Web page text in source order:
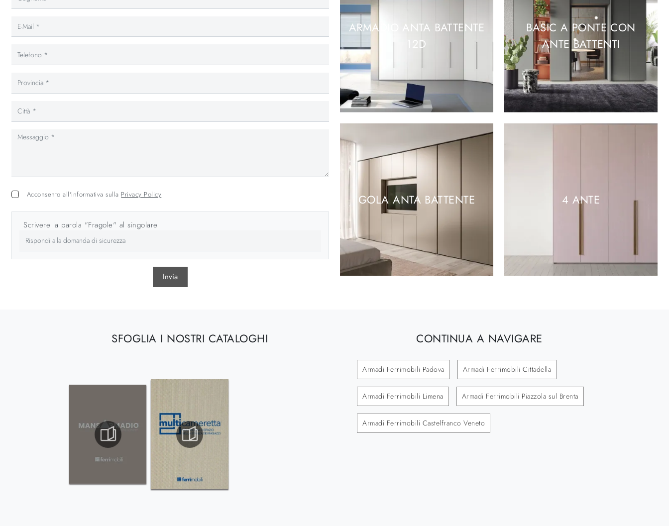
Acconsento all'informativa sulla Privacy Policy
Scrivere la parola "Fragole" al singolare
Invia
ARMADIO ANTA BATTENTE
12D
BASIC A PONTE CON
ANTE BATTENTI
GOLA ANTA BATTENTE 4 ANTE
SFOGLIA I NOSTRI CATALOGHI CONTINUA A NAVIGARE
Armadi Ferrimobili Padova Armadi Ferrimobili Cittadella
Armadi Ferrimobili Limena Armadi Ferrimobili Piazzola sul Brenta
Armadi Ferrimobili Castelfranco Veneto